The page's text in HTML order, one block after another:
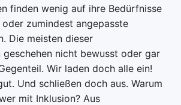
finden wenig auf ihre Bedürfnisse
zumindest angepasste
Die meisten dieser
geschehen nicht bewusst oder gar
Wir laden doch alle ein!
Und schließen doch aus. Warum
mit Inklusion? Aus